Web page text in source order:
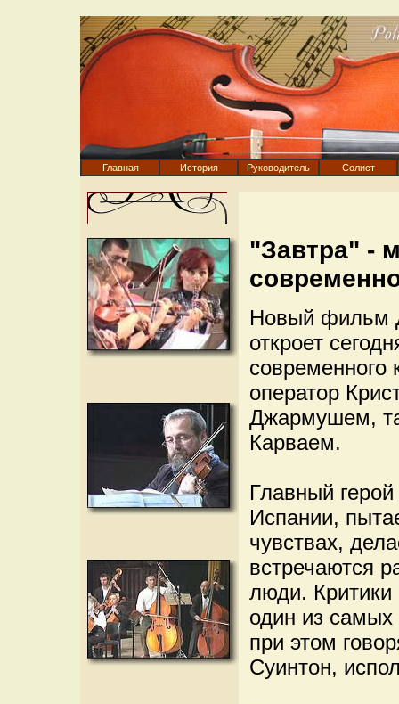
Главная История Руководитель Солист
"Завтра" -
Новый фильм
откроет
современного
оператор
Джармушем,
Карваем.
Главный
Испании,
чувствах,
встречаются
люди. Критики
один из
при этом
Суинтон,